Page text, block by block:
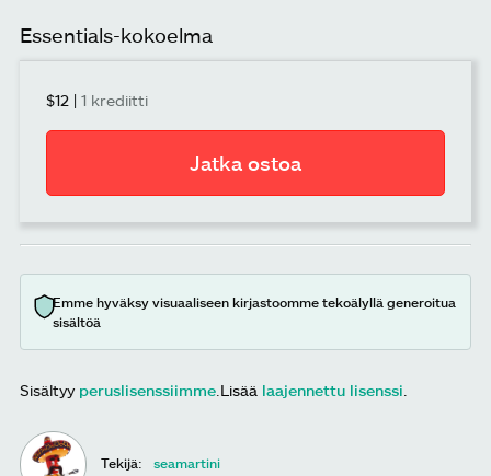
Essentials-kokoelma
$12 | 1 krediitti
Jatka ostoa
Emme hyväksy visuaaliseen kirjastoomme tekoälyllä generoitua
sisältöä
Sisältyy peruslisenssiimme Lisää laajennettu lisenssi
Tekijä: seamartini